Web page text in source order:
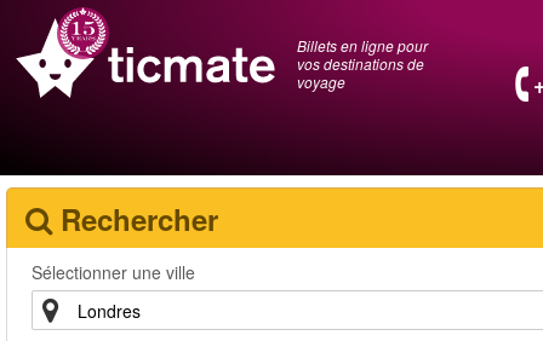
Billets en ligne pour
vos destinations de
voyage
Rechercher
Sélectionner une ville